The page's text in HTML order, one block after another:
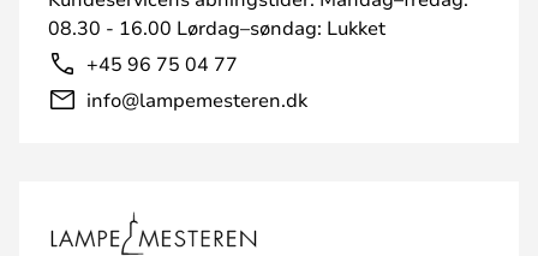
08.30 - 16.00 Lørdag–søndag: Lukket
+45 96 75 04 77
info@lampemesteren.dk